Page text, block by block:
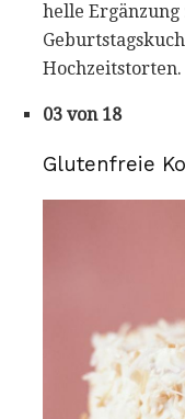
helle
Hochzeitstorten.
03 von 18
Glutenfreie